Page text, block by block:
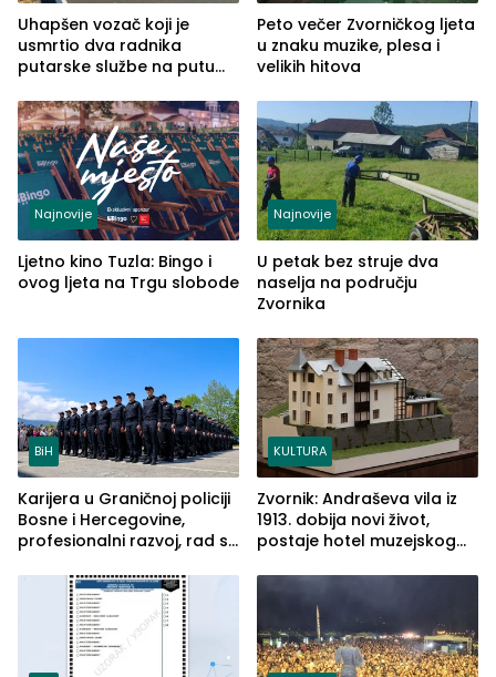
Uhapšen vozač koji je
usmrtio dva radnika
putarske službe na putu
(FOTO)
Peto večer Zvorničkog ljeta
u znaku muzike, plesa i
velikih hitova
Najnovije
Ljetno kino Tuzla: Bingo i
ovog ljeta na Trgu slobode
Najnovije
U petak bez struje dva
naselja na području
Zvornika
BiH
Karijera u Graničnoj policiji
Bosne i Hercegovine,
profesionalni razvoj, rad sa
služba građanima
KULTURA
Zvornik: Andraševa vila iz
1913. dobija novi život,
postaje hotel muzejskog